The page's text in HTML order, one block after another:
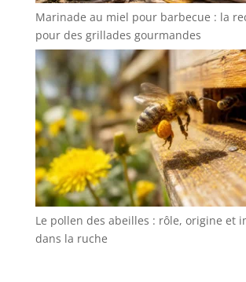
Marinade au miel pour barbecue : la
pour des grillades gourmandes
Le pollen des abeilles : rôle, origine et
dans la ruche